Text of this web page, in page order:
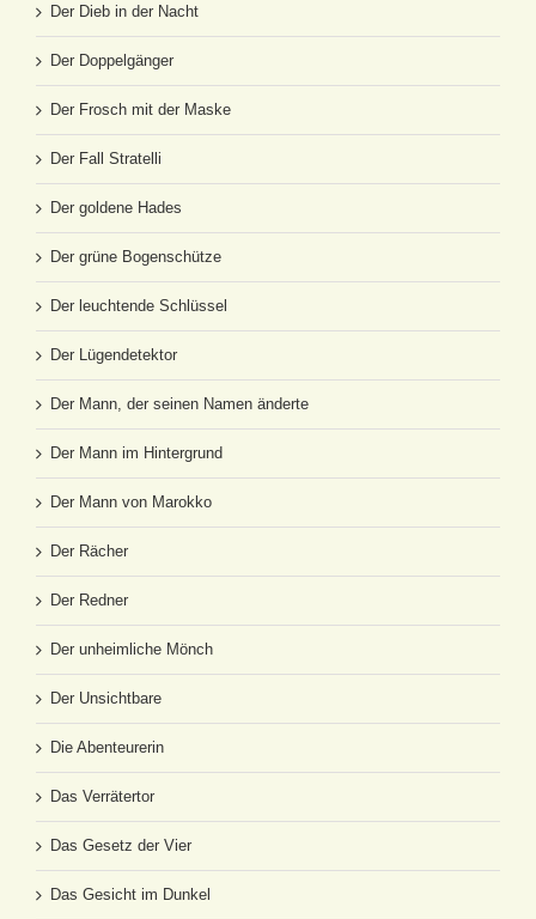
Der Dieb in der Nacht
Der Doppelgänger
Der Frosch mit der Maske
Der Fall Stratelli
Der goldene Hades
Der grüne Bogenschütze
Der leuchtende Schlüssel
Der Lügendetektor
Der Mann, der seinen Namen änderte
Der Mann im Hintergrund
Der Mann von Marokko
Der Rächer
Der Redner
Der unheimliche Mönch
Der Unsichtbare
Die Abenteurerin
Das Verrätertor
Das Gesetz der Vier
Das Gesicht im Dunkel